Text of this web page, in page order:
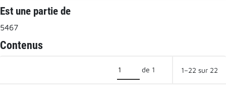
Est une partie de
5467
Contenus
de 1 1–22 sur 22